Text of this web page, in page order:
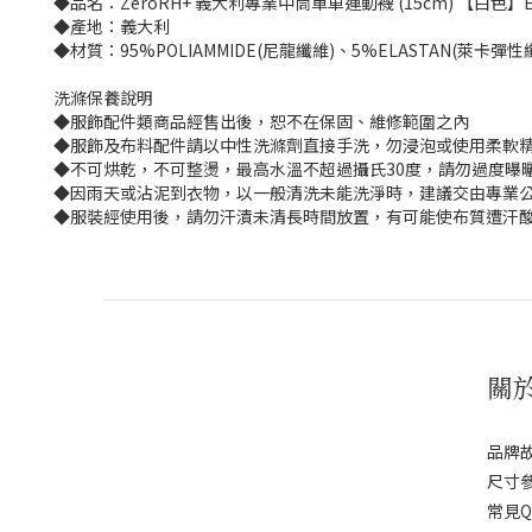
◆產地：義大利
◆材質：95%POLIAMMIDE(尼龍纖維)、5%ELASTAN(萊卡彈性
洗滌保養說明
◆服飾配件類商品經售出後，恕不在保固、維修範圍之內
◆服飾及布料配件請以中性洗滌劑直接手洗，勿浸泡或使用柔軟
◆不可烘乾，不可整燙，最高水溫不超過攝氏30度，請勿過度曝
◆因雨天或沾泥到衣物，以一般清洗未能洗淨時，建議交由專業
◆服裝經使用後，請勿汗漬未清長時間放置，有可能使布質遭汗
關
品牌
尺寸
常見